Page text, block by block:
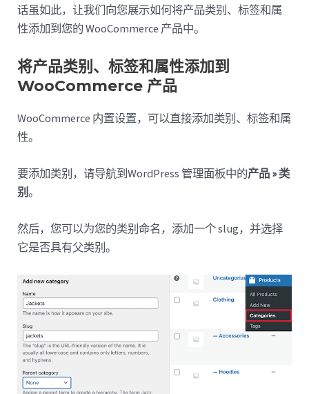
话虽如此，让我们向您展示如何将产品类别、标签和属
性添加到您的 WooCommerce 产品中。
将产品类别、标签和属性添加到
WooCommerce 产品
WooCommerce 内置设置，可以直接添加类别、标签和属
性。
要添加类别，请导航到WordPress 管理面板中的产品 » 类
别。
然后，您可以为您的类别命名，添加一个 slug，并选择
它是否具有父类别。